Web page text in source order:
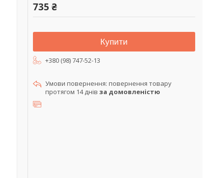
735 ₴
Купити
+380 (98) 747-52-13
повернення товару
протягом 14 днів за домовленістю